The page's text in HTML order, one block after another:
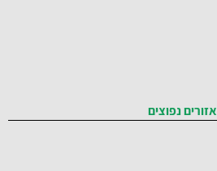
אזורים נפוצים